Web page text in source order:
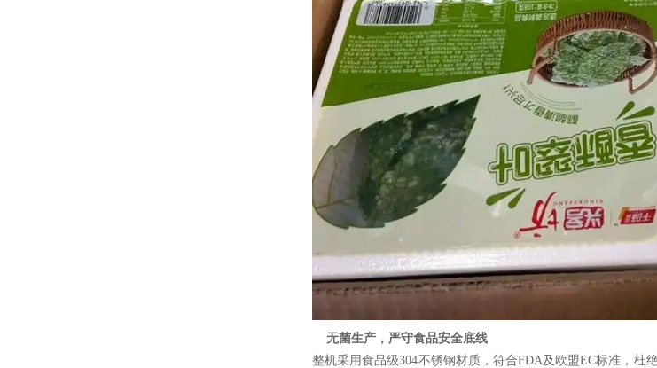
无菌生产，严守食品安全底线
整机采用食品级304不锈钢材质，符合FDA及欧盟EC标准，杜